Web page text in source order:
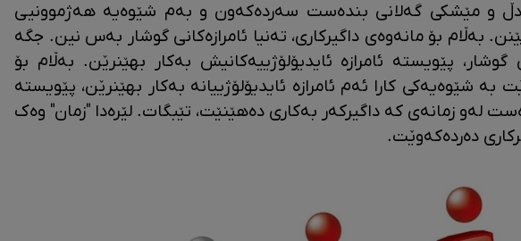
و مێشکی گەلانی بندەست سەردەکەون و بەم شێوەیە هەژموونیی
بەڵام بۆ مانەوەی داگیرکاری، تەنیا ئامرازەکانی گوشار بەس نین. جگە
گوشار، پێویستە ئامرازە ئایدیۆلۆژییەکانیش بەکار بهێنرێن. بەڵام بۆ
بە شێوەیەکی کارا ئەم ئامرازە ئایدیۆلۆژییانە بەکار بهێنرێن، پێویستە
لەو زمانەی کە داگیرکەر بەکاری دەهێنێت، تێبگات. لێرەدا "زمان" وەک
دەردەکەوێت.